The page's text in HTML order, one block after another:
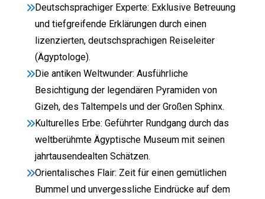
Deutschsprachiger Experte: Exklusive Betreuung
und tiefgreifende Erklärungen durch einen
lizenzierten, deutschsprachigen Reiseleiter
(Ägyptologe).
Die antiken Weltwunder: Ausführliche
Besichtigung der legendären Pyramiden von
Gizeh, des Taltempels und der Großen Sphinx.
Kulturelles Erbe: Geführter Rundgang durch das
weltberühmte Ägyptische Museum mit seinen
jahrtausendealten Schätzen.
Orientalisches Flair: Zeit für einen gemütlichen
Bummel und unvergessliche Eindrücke auf dem